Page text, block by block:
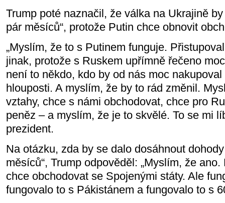
Trump poté naznačil, že válka na Ukrajině
pár měsíců“, protože Putin chce obnovit
„Myslím, že to s Putinem funguje.
jinak, protože s Ruskem upřímně řečeno
není to někdo, kdo by od nás moc
hlouposti. A myslím, že by to rád změnil.
vztahy, chce s námi obchodovat, chce pro
peněz – a myslím, že je to skvělé. To se mi
prezident.
Na otázku, zda by se dalo dosáhnout
měsíců“, Trump odpověděl: „Myslím, že
chce obchodovat se Spojenými státy. Ale
fungovalo to s Pákistánem a fungovalo to s